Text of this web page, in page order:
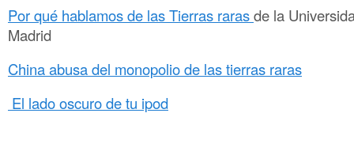
Por qué hablamos de las Tierras rarasde la
Madrid
China abusa del monopolio de las tierras raras
El lado oscuro de tu ipod